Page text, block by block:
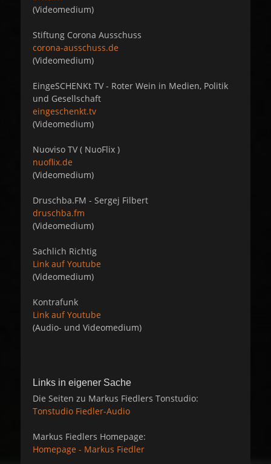
(Videomedium)
Stiftung Corona Ausschuss
corona-ausschuss.de
(Videomedium)
EingeSCHENKt TV - Roter Wein in Medien, Politik
und Gesellschaft
eingeschenkt.tv
(Videomedium)
Nuoviso TV ( NuoFlix )
nuoflix.de
(Videomedium)
Druschba.FM - Sergej Filbert
druschba.fm
(Videomedium)
Sachlich Richtig
Link auf Youtube
(Videomedium)
Kontrafunk
Link auf Youtube
(Audio- und Videomedium)
Links in eigener Sache
Die Seiten zu Markus Fiedlers Tonstudio:
Tonstudio Fiedler-Audio
Markus Fiedlers Homepage:
Homepage - Markus Fiedler